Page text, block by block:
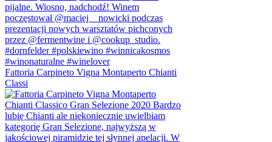
Fattoria Carpineto Vigna Montaperto Chianti
Classi